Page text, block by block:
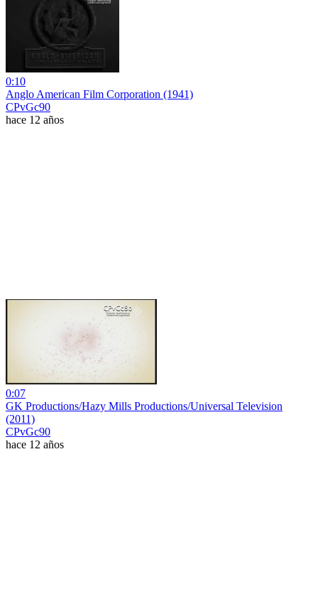
0:10
Anglo American Film Corporation (1941)
CPvGc90
hace 12 años
0:07
GK Productions/Hazy Mills Productions/Universal Television
(2011)
CPvGc90
hace 12 años